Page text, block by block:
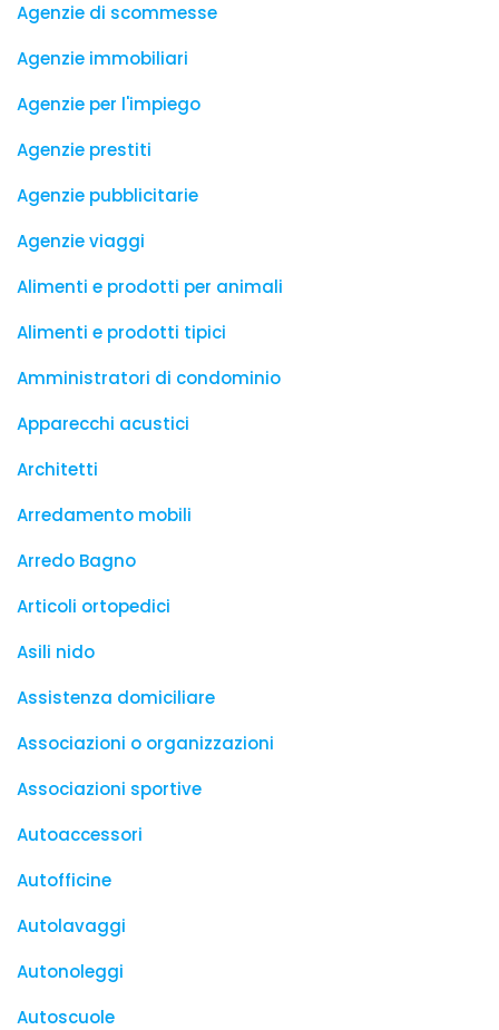
Agenzie di scommesse
Agenzie immobiliari
Agenzie per l'impiego
Agenzie prestiti
Agenzie pubblicitarie
Agenzie viaggi
Alimenti e prodotti per animali
Alimenti e prodotti tipici
Amministratori di condominio
Apparecchi acustici
Architetti
Arredamento mobili
Arredo Bagno
Articoli ortopedici
Asili nido
Assistenza domiciliare
Associazioni o organizzazioni
Associazioni sportive
Autoaccessori
Autofficine
Autolavaggi
Autonoleggi
Autoscuole